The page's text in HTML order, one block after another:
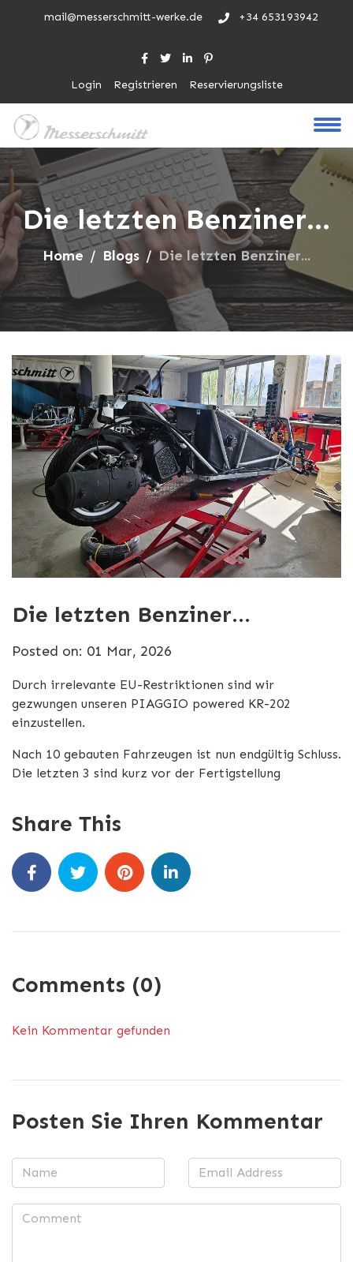
mail@messerschmitt-werke.de +34 653193942
Login Registrieren Reservierungsliste
Die letzten Benziner...
Home Blogs Die letzten Benziner...
Die letzten Benziner...
Posted on: 01 Mar, 2026
Durch irrelevante EU-Restriktionen sind wir
gezwungen unseren PIAGGIO powered KR-202
einzustellen.
Nach 10 gebauten Fahrzeugen ist nun endgültig Schluss.
Die letzten 3 sind kurz vor der Fertigstellung
Share This
Comments (0)
Kein Kommentar gefunden
Posten Sie Ihren Kommentar